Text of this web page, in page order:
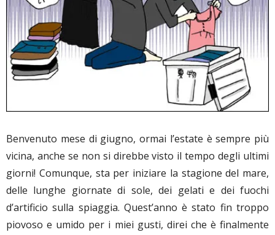
Benvenuto mese di giugno, ormai l’estate è sempre più
vicina, anche se non si direbbe visto il tempo degli ultimi
giorni! Comunque, sta per iniziare la stagione del mare,
delle lunghe giornate di sole, dei gelati e dei fuochi
d’artificio sulla spiaggia. Quest’anno è stato fin troppo
piovoso e umido per i miei gusti, direi che è finalmente